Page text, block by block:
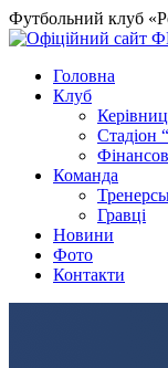
Футбольний клуб
Головна
Клуб
Стадіон
Команда
Гравці
Новини
Фото
Контакти